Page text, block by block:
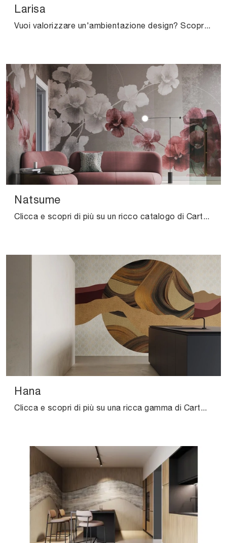
Larisa
Vuoi valorizzare un'ambientazione design? Scopri la Carta da parati vinilica di Instabilelab: il modello Larisa ti attende!
Natsume
Clicca e scopri di più su un ricco catalogo di Carta da parati vinilica design: il modello Natsume di Instabilelab ti aspetta!
Hana
Clicca e scopri di più su una ricca gamma di Carta da parati vinilica design: il modello Hana di Instabilelab ti attende!